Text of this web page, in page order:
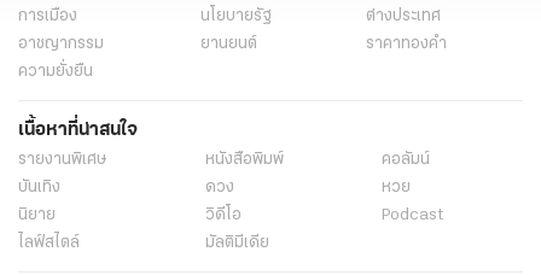
การเมือง
นโยบายรัฐ
ต่างประเทศ
อาชญากรรม
ยานยนต์
ราคาทองคำ
ความยั่งยืน
เนื้อหาที่น่าสนใจ
รายงานพิเศษ หนังสือพิมพ์
คอลัมน์
บันเทิง
ดวง
หวย
นิยาย
วิดีโอ
Podcast
ไลฟ์สไตล์
มัลติมีเดีย